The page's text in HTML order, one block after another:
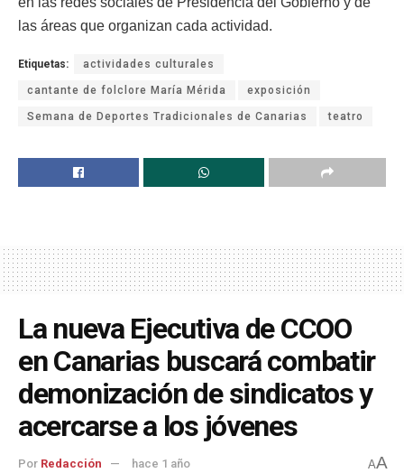
las áreas que organizan cada actividad.
Etiquetas: actividades culturales
cantante de folclore María Mérida exposición
Semana de Deportes Tradicionales de Canarias teatro
La nueva Ejecutiva de CCOO
en Canarias buscará combatir
demonización de sindicatos y
acercarse a los jóvenes
Por Redacción hace 1 año AA